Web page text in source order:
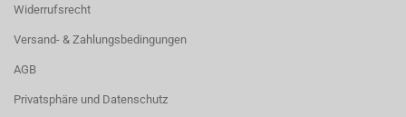
Widerrufsrecht
Versand- & Zahlungsbedingungen
AGB
Privatsphäre und Datenschutz